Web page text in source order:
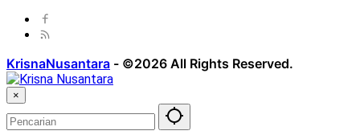
KrisnaNusantara - ©2026 All Rights Reserved.
×